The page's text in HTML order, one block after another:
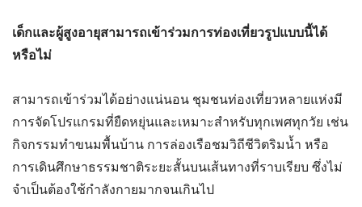
เด็กและผู้สูงอายุสามารถเข้าร่วมการท่องเที่ยวรูปแบบนี้ได้
หรือไม่
สามารถเข้าร่วมได้อย่างแน่นอน ชุมชนท่องเที่ยวหลายแห่งมี
การจัดโปรแกรมที่ยืดหยุ่นและเหมาะสำหรับทุกเพศทุกวัย เช่น
กิจกรรมทำขนมพื้นบ้าน การล่องเรือชมวิถีชีวิตริมน้ำ หรือ
การเดินศึกษาธรรมชาติระยะสั้นบนเส้นทางที่ราบเรียบ ซึ่งไม่
จำเป็นต้องใช้กำลังกายมากจนเกินไป